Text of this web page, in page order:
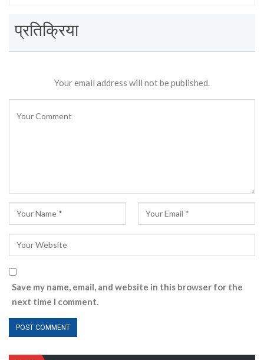
प्रतिक्रिया
Your email address will not be published.
Save my name, email, and website in this browser for the
next time I comment.